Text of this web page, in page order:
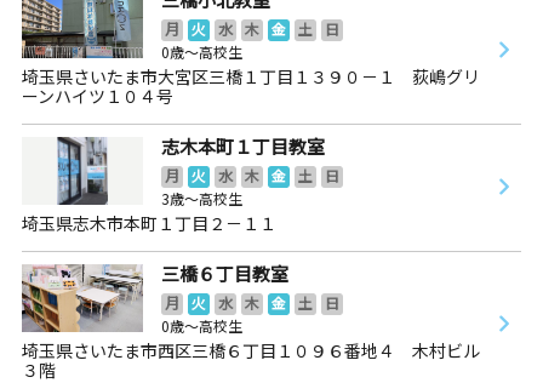
月 火 水 木 金 土
日
0歳～高校生
埼玉県さいたま市大宮区三橋１丁目１３９０－１ 荻嶋グリ
ーンハイツ１０４号
志木本町１丁目教室
月 火 水 木 金 土
日
3歳～高校生
埼玉県志木市本町１丁目２－１１
三橋６丁目教室
月 火 水 木 金 土
日
0歳～高校生
埼玉県さいたま市西区三橋６丁目１０９６番地４ 木村ビル
３階